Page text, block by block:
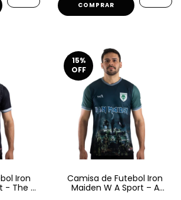
COMPRAR
Iron
- The X
15%
OFF
Camisa de Futebol Iron
Maiden W A Sport – A